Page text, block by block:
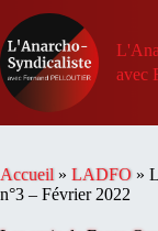
au
contenu
avec
Accueil » LADFO »
n°3 – Février 2022